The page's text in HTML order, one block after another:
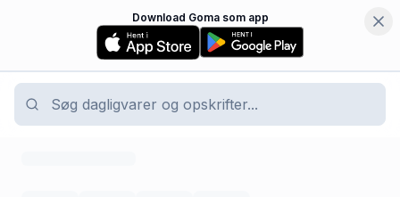
Download Goma som app